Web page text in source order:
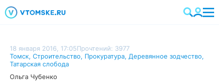
18 января 2016, 17:05Прочтений: 3977
Томск, Строительство, Прокуратура, Деревянное зодчество,
Татарская слобода
Ольга Чубенко